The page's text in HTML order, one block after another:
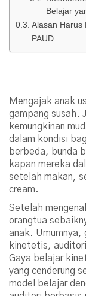
Belajar
Alasan Harus
PAUD
Mengajak anak
gampang susah.
kemungkinan
dalam kondisi
berbeda, bunda
kapan mereka
setelah makan,
cream.
Setelah
orangtua
anak. Umumnya,
kinetetis,
Gaya belajar
yang cenderung
model belajar